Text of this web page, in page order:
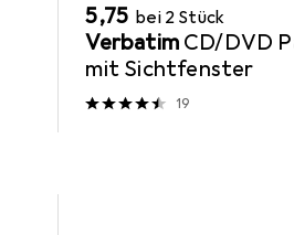
EUR
5,75 bei 2 Stück
Verbatim CD/DVD
mit Sichtfenster
19